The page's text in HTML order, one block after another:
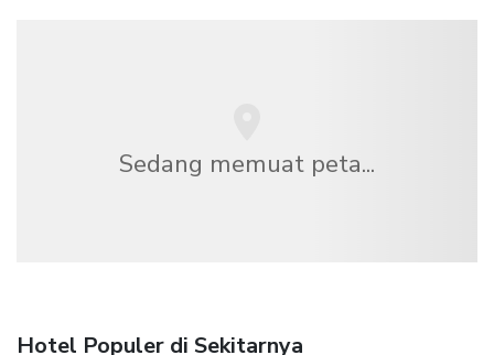
Sedang memuat peta...
Hotel Populer di Sekitarnya